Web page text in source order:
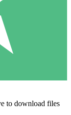
to download files